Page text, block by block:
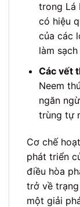
trong Lá
có hiệu
của các
làm
Các vết
Neem
ngăn
trùng tự
Cơ chế
phát triển
điều hòa
trở về
một giải